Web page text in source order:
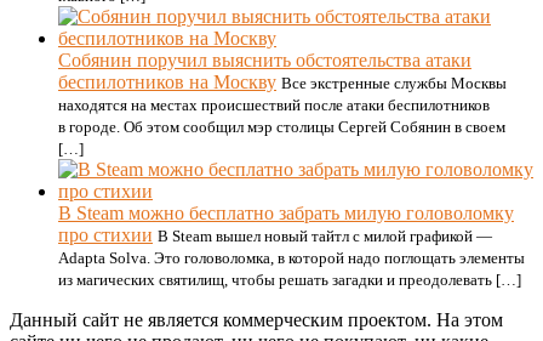
Собянин поручил выяснить обстоятельства атаки
беспилотников на Москву Все экстренные службы Москвы
находятся на местах происшествий после атаки беспилотников
в городе. Об этом сообщил мэр столицы Сергей Собянин в своем
[…]
В Steam можно бесплатно забрать милую головоломку
про стихии В Steam вышел новый тайтл с милой графикой —
Adapta Solva. Это головоломка, в которой надо поглощать элементы
из магических святилищ, чтобы решать загадки и преодолевать […]
Данный сайт не является коммерческим проектом. На этом